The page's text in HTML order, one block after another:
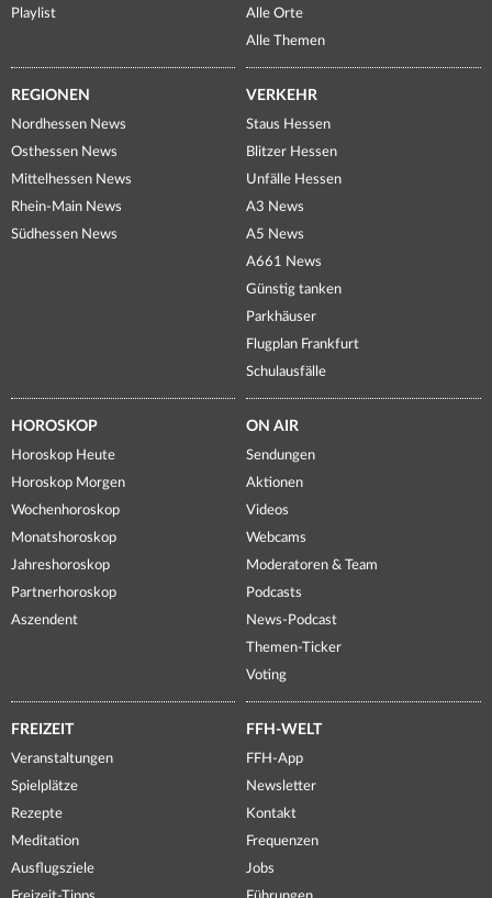
Playlist
Alle Orte
Alle Themen
REGIONEN
Nordhessen News
Osthessen News
Mittelhessen News
Rhein-Main News
Südhessen News
VERKEHR
Staus Hessen
Blitzer Hessen
Unfälle Hessen
A3 News
A5 News
A661 News
Günstig tanken
Parkhäuser
Flugplan Frankfurt
Schulausfälle
HOROSKOP
Horoskop Heute
Horoskop Morgen
Wochenhoroskop
Monatshoroskop
Jahreshoroskop
Partnerhoroskop
Aszendent
ON AIR
Sendungen
Aktionen
Videos
Webcams
Moderatoren & Team
Podcasts
News-Podcast
Themen-Ticker
Voting
FREIZEIT
Veranstaltungen
Spielplätze
Rezepte
Meditation
Ausflugsziele
FFH-WELT
FFH-App
Newsletter
Kontakt
Frequenzen
Jobs